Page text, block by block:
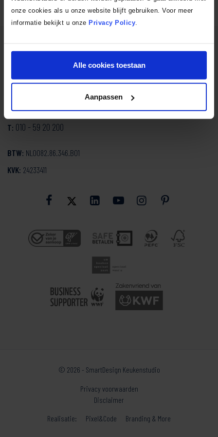
onze cookies als u onze website blijft gebruiken. Voor meer
informatie bekijkt u onze Privacy Policy
Alle cookies toestaan
Aanpassen
SmartDesign Keukenstudio
E:info@smartdesign.nl
T: 010 - 59 20 200
BTW: NL0082.86.346.B01
KVK: 24233411
© 2026 - SmartDesign Keukenstudio
Privacy voorwaarden
Disclaimer
Realisatie:
Pixel&Code Branding & More